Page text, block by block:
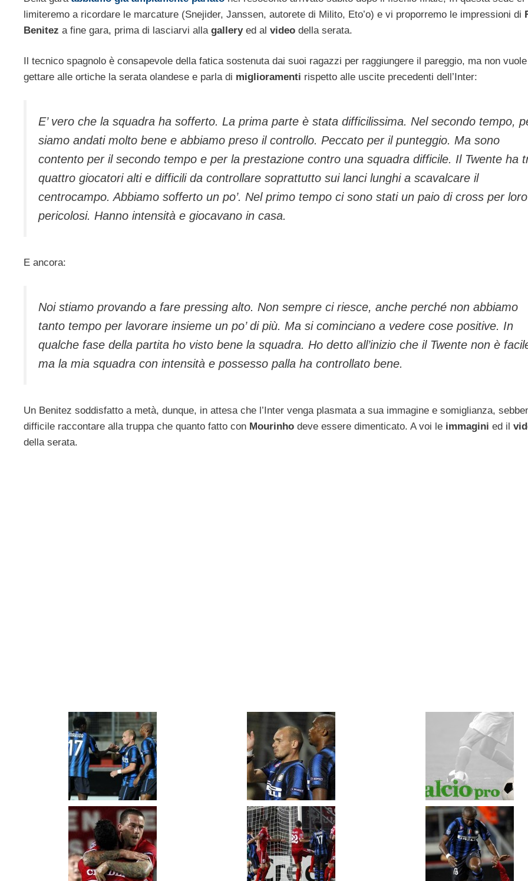
limiteremo a ricordare le marcature (Snejider, Janssen, autorete di Milito, Eto’o) e vi proporremo le impressioni di
Benitez a fine gara, prima di lasciarvi alla gallery ed al video della serata.
Il tecnico spagnolo è consapevole della fatica sostenuta dai suoi ragazzi per raggiungere il pareggio, ma non vuole
gettare alle ortiche la serata olandese e parla di miglioramenti rispetto alle uscite precedenti dell’Inter:
E’ vero che la squadra ha sofferto. La prima parte è stata difficilissima. Nel secondo tempo,
siamo andati molto bene e abbiamo preso il controllo. Peccato per il punteggio. Ma sono
contento per il secondo tempo e per la prestazione contro una squadra difficile. Il Twente ha
quattro giocatori alti e difficili da controllare soprattutto sui lanci lunghi a scavalcare il
centrocampo. Abbiamo sofferto un po’. Nel primo tempo ci sono stati un paio di cross per loro
pericolosi. Hanno intensità e giocavano in casa.
E ancora:
Noi stiamo provando a fare pressing alto. Non sempre ci riesce, anche perché non abbiamo
tanto tempo per lavorare insieme un po’ di più. Ma si cominciano a vedere cose positive. In
qualche fase della partita ho visto bene la squadra. Ho detto all’inizio che il Twente non è
ma la mia squadra con intensità e possesso palla ha controllato bene.
Un Benitez soddisfatto a metà, dunque, in attesa che l’Inter venga plasmata a sua immagine e somiglianza,
difficile raccontare alla truppa che quanto fatto con Mourinho deve essere dimenticato. A voi le immagini ed il
della serata.